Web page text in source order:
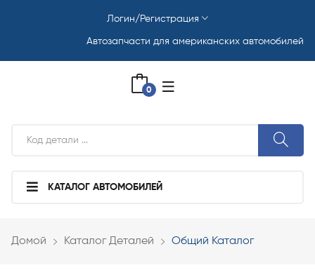
Автозапчасти для американских автомобилей
Логин/Регистрация
0
КАТАЛОГ АВТОМОБИЛЕЙ
Домой Каталог Деталей Общий Каталог